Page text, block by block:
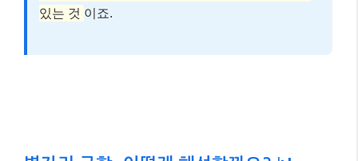
있는 것 이죠.